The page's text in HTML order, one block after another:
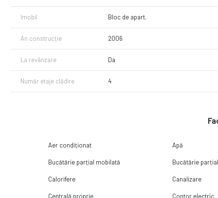
avantaj major pentru investiție și mobilitate pe termen lung.
Imobil Bloc de apart.
An construcție 2006
La revânzare Da
Număr etaje clădire 4
Aer condiționat Apă
Bucătărie parțial mobilată Bucătărie
Calorifere Canalizare
Centrală proprie Contor electric